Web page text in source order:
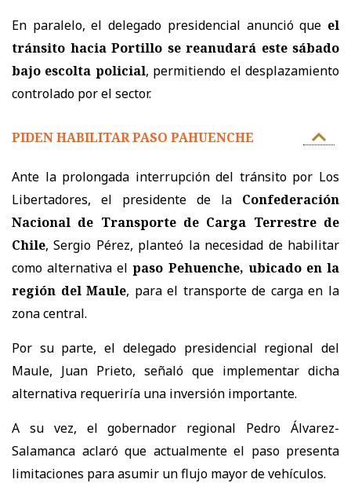
En paralelo, el delegado presidencial anunció que el
tránsito hacia Portillo se reanudará este sábado
bajo escolta policial, permitiendo el desplazamiento
controlado por el sector.
PIDEN HABILITAR PASO PAHUENCHE
Ante la prolongada interrupción del tránsito por Los
Libertadores, el presidente de la Confederación
Nacional de Transporte de Carga Terrestre de
Chile, Sergio Pérez, planteó la necesidad de habilitar
como alternativa elpaso Pehuenche, ubicado en la
región del Maule, para el transporte de carga en la
zona central.
Por su parte, el delegado presidencial regional del
Maule, Juan Prieto, señaló que implementar dicha
alternativa requeriría una inversión importante.
A su vez, el gobernador regional Pedro Álvarez-
Salamanca aclaró que actualmente el paso presenta
limitaciones para asumir un flujo mayor de vehículos.